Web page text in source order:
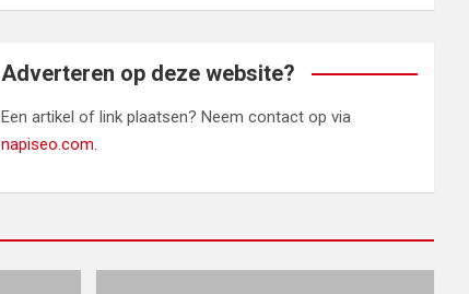
Adverteren op deze website?
Een artikel of link plaatsen? Neem contact op via
napiseo.com.